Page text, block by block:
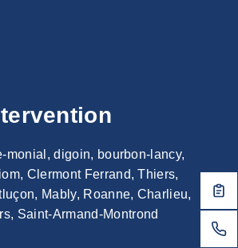
monial, digoin, bourbon-lancy,
Clermont Ferrand, Thiers,
Mably, Roanne, Charlieu,
Saint-Armand-Montrond